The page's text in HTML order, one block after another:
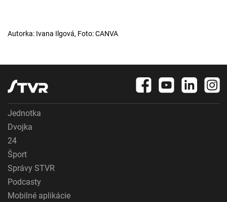
Autorka: Ivana Ilgová, Foto: CANVA
Jednotka
Dvojka
24
Šport
Správy STVR
Podcasty
Mobilné aplikácie